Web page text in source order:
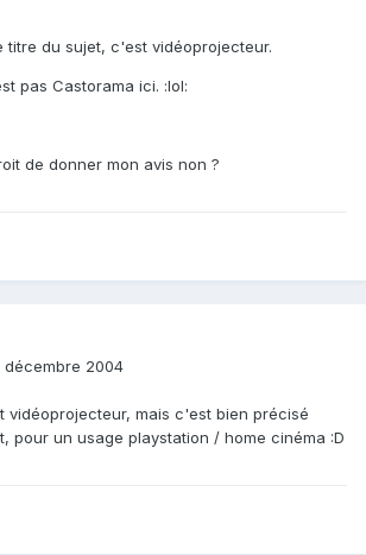
titre du sujet, c'est vidéoprojecteur.
pas Castorama ici. :lol:
de donner mon avis non ?
décembre 2004
vidéoprojecteur, mais c'est bien précisé
pour un usage playstation / home cinéma :D